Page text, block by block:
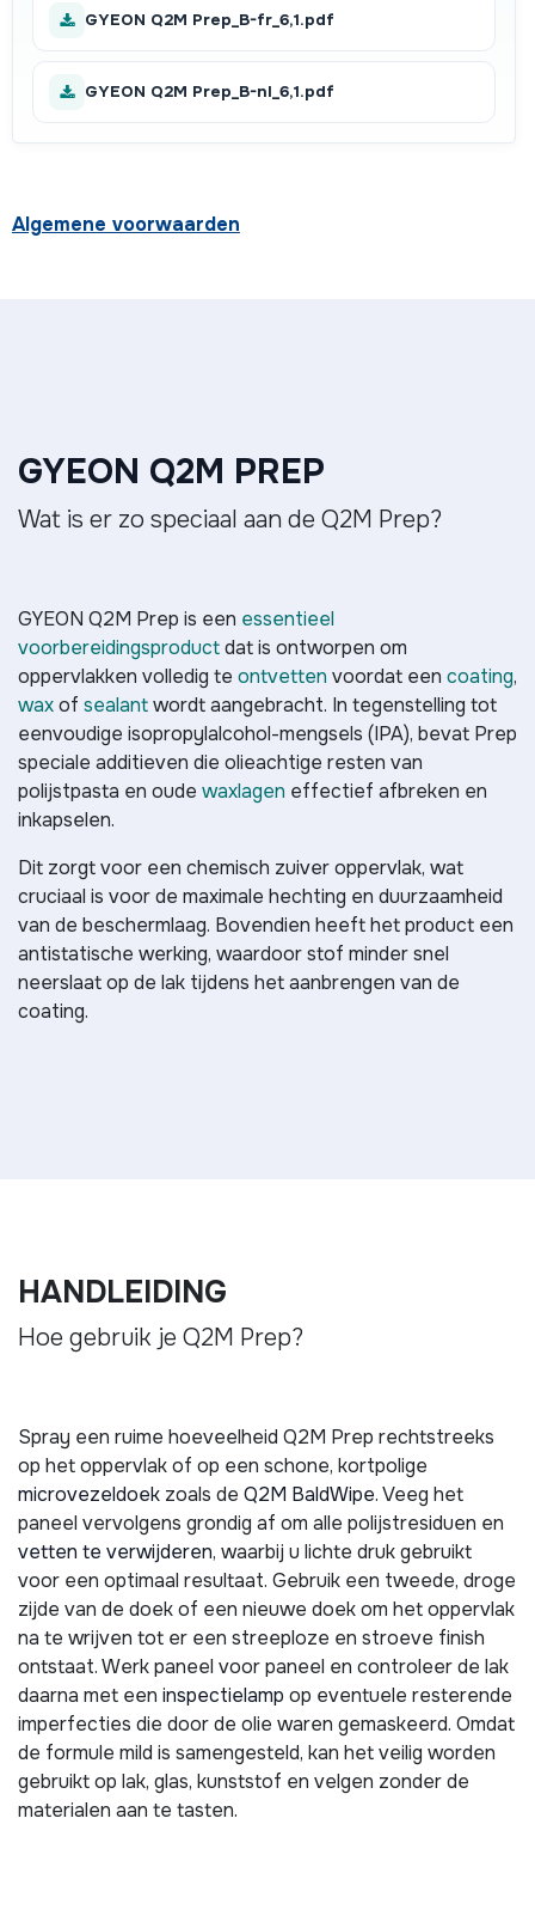
GYEON Q2M Prep_B-fr_6,1.pdf
GYEON Q2M Prep_B-nl_6,1.pdf
Algemene voorwaarden
GYEON Q2M PREP
Wat is er zo speciaal aan de Q2M Prep?
GYEON Q2M Prep is een essentieel
voorbereidingsproductdat is ontworpen om
oppervlakken volledig te ontvetten voordat een coating,
waxof sealantwordt aangebracht. In tegenstelling tot
eenvoudige isopropylalcohol-mengsels (IPA), bevat Prep
speciale additieven die olieachtige resten van
polijstpasta en oude waxlagen effectief afbreken en
inkapselen.
Dit zorgt voor een chemisch zuiver oppervlak, wat
cruciaal is voor de maximale hechting en duurzaamheid
van de beschermlaag. Bovendien heeft het product een
antistatische werking, waardoor stof minder snel
neerslaat op de lak tijdens het aanbrengen van de
coating.
HANDLEIDING
Hoe gebruik je Q2M Prep?
Spray een ruime hoeveelheid Q2M Prep rechtstreeks
op het oppervlak of op een schone, kortpolige
microvezeldoek zoals de Q2M BaldWipe. Veeg het
paneel vervolgens grondig af om alle polijstresiduen en
vetten te verwijderen, waarbij u lichte druk gebruikt
voor een optimaal resultaat. Gebruik een tweede, droge
zijde van de doek of een nieuwe doek om het oppervlak
na te wrijven tot er een streeploze en stroeve finish
ontstaat. Werk paneel voor paneel en controleer de lak
daarna met een inspectielamp op eventuele resterende
imperfecties die door de olie waren gemaskeerd. Omdat
de formule mild is samengesteld, kan het veilig worden
gebruikt op lak, glas, kunststof en velgen zonder de
materialen aan te tasten.